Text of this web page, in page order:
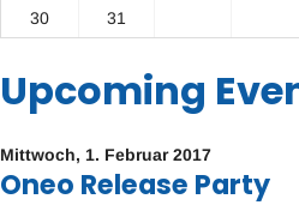
30 31
Upcoming
Mittwoch, 1. Februar 2017
Oneo Release Party